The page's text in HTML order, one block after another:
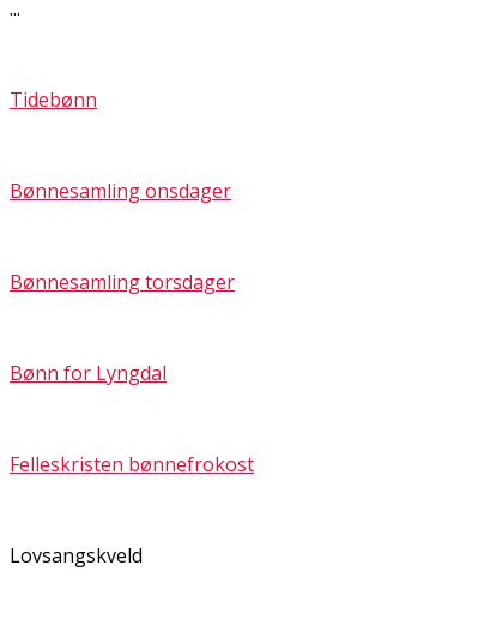
...
Tidebønn
Bønnesamling onsdager
Bønnesamling torsdager
Bønn for Lyngdal
Felleskristen bønnefrokost
Lovsangskveld